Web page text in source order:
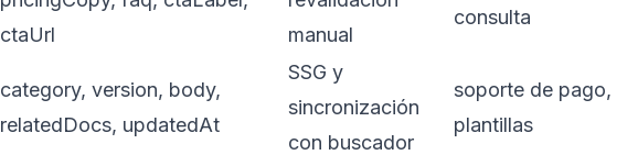
ctaUrl
manual
consulta
category, version, body,
relatedDocs, updatedAt
SSG y
sincronización
con buscador
soporte de pago,
plantillas